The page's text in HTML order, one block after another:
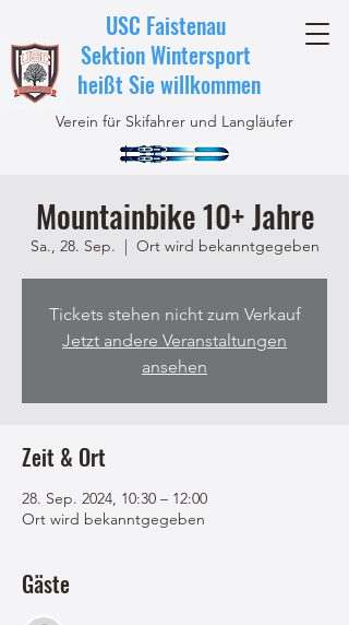
USC Faistenau
Sektion Wintersport
heißt Sie willkommen
Verein für Skifahrer und Langläufer
Mountainbike 10+ Jahre
Sa., 28. Sep.
  |
Ort wird bekanntgegeben
Tickets stehen nicht zum Verkauf
Jetzt andere Veranstaltungen
ansehen
Zeit & Ort
28. Sep. 2024, 10:30 – 12:00
Ort wird bekanntgegeben
Gäste